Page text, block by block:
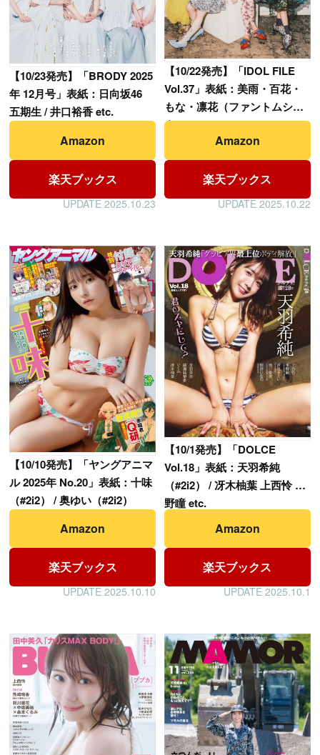
【10/23発売】「BRODY 2025
年 12月号」表紙：日向坂46
五期生 / 井口裕香 etc.
Amazon
楽天ブックス
UPDATE 2025.10.23
【10/22発売】「IDOL FILE
Vol.37」表紙：美雨・百花・
もな・凛花（ファントムシー
タ）
Amazon
楽天ブックス
UPDATE 2025.10.22
【10/10発売】「ヤングアニマ
ル 2025年 No.20」表紙：十味
（#2i2） / 奥ゆい（#2i2）
Amazon
楽天ブックス
UPDATE 2025.10.10
【10/1発売】「DOLCE
Vol.18」表紙：天羽希純
（#2i2） / 冴木柚葉 上西怜 水
野瞳 etc.
Amazon
楽天ブックス
UPDATE 2025.10.1